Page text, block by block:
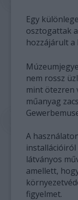
Egy
osztogattak
hozzájárult a
nem rossz
mint ötezren
műanyag
A
látványos
amellett,
figyelmet.